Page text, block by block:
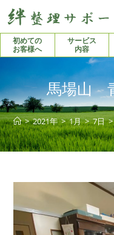
初めての
お客様へ
サービス
内容
馬場山
> 2021年 > 1月 > 7日 >